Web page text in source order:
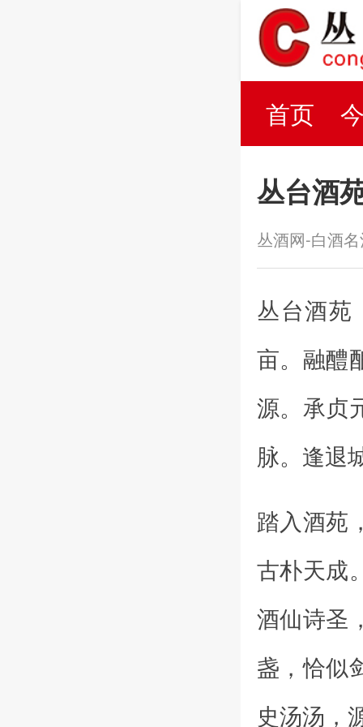
首页
百科
丛台酒
丛酒网-白酒
丛台酒苑
亩。融醴
源。承贞
脉。逢退
踏入酒苑
古朴天成
酒仙诗圣
盏，恰似
史汤汤，